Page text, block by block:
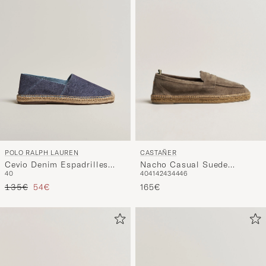
POLO RALPH LAUREN
Cevio Denim Espadrilles
Blue
40
Regulärer Preis
135€ Reduzierter Preis
54€
CASTAÑER
Nacho Casual Suede
Loafers Topo
404142434446
165€